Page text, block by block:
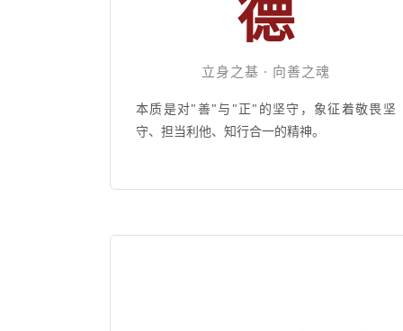
德
立身之基 · 向善之魂
本质是对"善"与"正"的坚守，象征着敬畏坚
守、担当利他、知行合一的精神。